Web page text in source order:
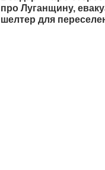
про Луганщину,
шелтер для